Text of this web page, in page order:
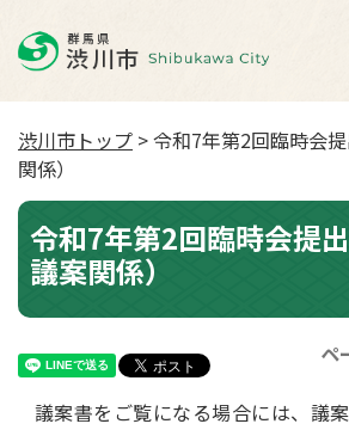
渋川市トップ > 令和7年第2回臨時会
関係）
令和7年第2回臨時会提
議案関係）
ペ
議案書をご覧になる場合には、議